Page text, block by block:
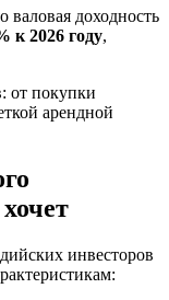
доходность
к 2026 году,
от покупки
арендной
инвесторов